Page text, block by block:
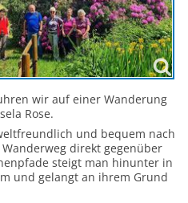
wir auf einer Wanderung
Rose.
und bequem nach
direkt gegenüber
steigt man hinunter in
und gelangt an ihrem Grund